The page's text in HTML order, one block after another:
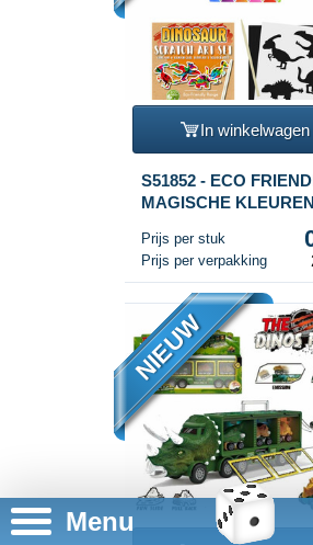
Menu
In winkelwagen
S51852 - ECO
MAGISCHE KLEUREN
DINOSAURUS IN
(108st.)
Prijs per stuk
Prijs per verpakking
NIEUW